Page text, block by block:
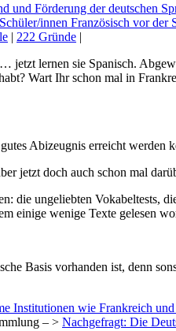
und Förderung der deutschen
innen Französisch vor der
| 222 Gründe |
jetzt lernen sie Spanisch.
Wart Ihr schon mal in
Abizeugnis erreicht werden
jetzt doch auch schon mal
die ungeliebten Vokabeltests,
einige wenige Texte gelesen
Basis vorhanden ist, denn
Institutionen wie Frankreich
– > Nachgefragt: Die